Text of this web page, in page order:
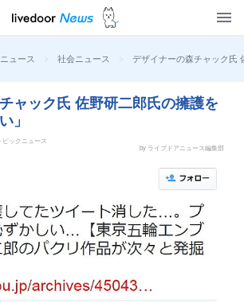
ュース > 社会ニュース > デザイナーの森チャック氏
ャック氏 佐野研二郎氏の擁護を
」
ピックニュース
by ライブドアニュース編集部